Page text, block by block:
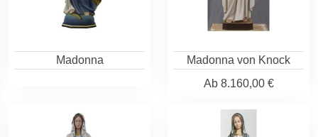
Madonna
Madonna von Knock
Ab8.160,00 €